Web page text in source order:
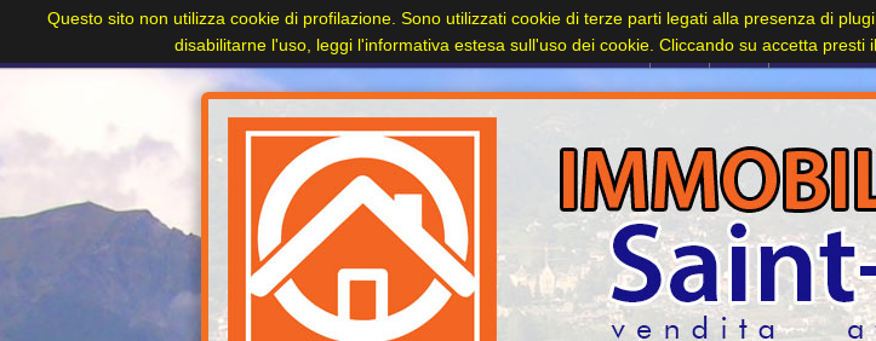
Home
+
Paesi Immobili Cerca immobile Contatti
Questo sito non utilizza cookie di profilazione. Sono utilizzati cookie di terze parti legati alla presenza di
disabilitarne l'uso, leggi l'informativa estesa sull'uso dei cookie. Cliccando su accetta presti